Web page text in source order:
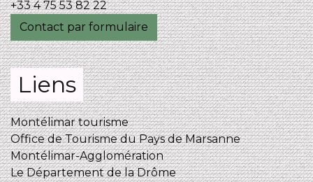
+33 4 75 53 82 22
Contact par formulaire
Liens
Montélimar tourisme
Office de Tourisme du Pays de Marsanne
Montélimar-Agglomération
Le Département de la Drôme